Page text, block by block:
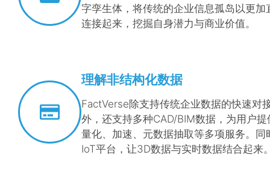
字孪生体，将传统的企业信息孤岛以更加
连接起来，挖掘自身潜力与商业价值。
理解非结构化数据
FactVerse除支持传统企业数据的快速对
外，还支持多种CAD/BIM数据，为用户
量化、加速、元数据抽取等多项服务。同
IoT平台，让3D数据与实时数据结合起来